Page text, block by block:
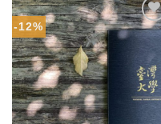
-12%
加
「願
望輕
單」